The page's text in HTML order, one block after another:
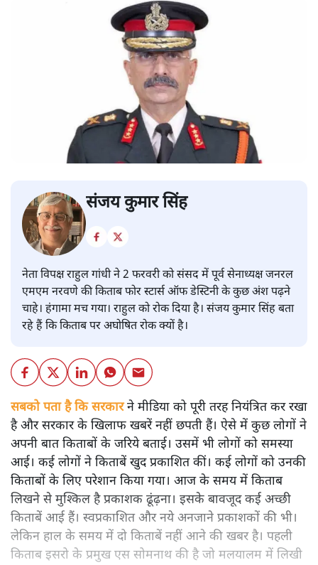
संजय कुमार सिंह
नेता विपक्ष राहुल गांधी ने 2 फरवरी को संसद में पूर्व सेनाध्यक्ष जनरल
एमएम नरवणे की किताब फोर स्टार्स ऑफ डेस्टिनी के कुछ अंश पढ़ने
चाहे। हंगामा मच गया। राहुल को रोक दिया है। संजय कुमार सिंह बता
रहे हैं कि किताब पर अघोषित रोक क्यों है।
सबको पता है कि सरकारने मीडिया को पूरी तरह नियंत्रित कर रखा
है और सरकार के खिलाफ खबरें नहीं छपती हैं। ऐसे में कुछ लोगों ने
अपनी बात किताबों के जरिये बताई। उसमें भी लोगों को समस्या
आई। कई लोगों ने किताबें खुद प्रकाशित कीं। कई लोगों को उनकी
किताबों के लिए परेशान किया गया। आज के समय में किताब
लिखने से मुश्किल है प्रकाशक ढूंढ़ना। इसके बावजूद कई अच्छी
किताबें आई हैं। स्वप्रकाशित और नये अनजाने प्रकाशकों की भी।
लेकिन हाल के समय में दो किताबें नहीं आने की खबर है। पहली
किताब इसरो के प्रमुख एस सोमनाथ की है जो मलयालम में लिखी